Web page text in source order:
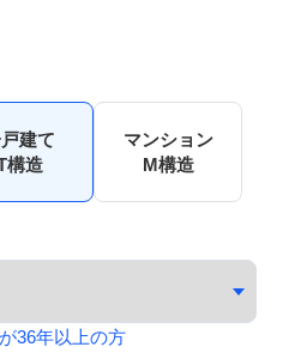
建て
構造
マンション
M構造
36年以上の方